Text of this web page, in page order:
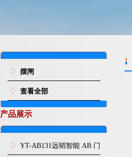
摆闸
查看全部
产品展示
YT-AB131远韬智能 AB 门